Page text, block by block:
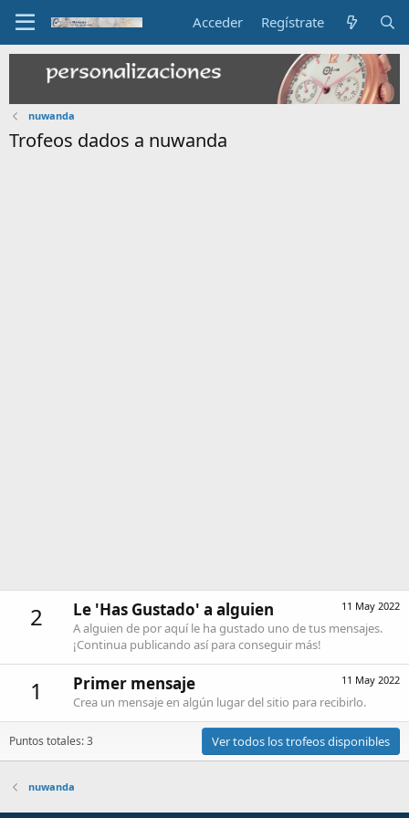
Acceder Regístrate
nuwanda
Trofeos dados a nuwanda
2 11 May 2022
Le 'Has Gustado' a alguien
A alguien de por aquí le ha gustado uno de tus mensajes.
¡Continua publicando así para conseguir más!
1 11 May 2022
Primer mensaje
Crea un mensaje en algún lugar del sitio para recibirlo.
Puntos totales: 3 Ver todos los trofeos disponibles
nuwanda